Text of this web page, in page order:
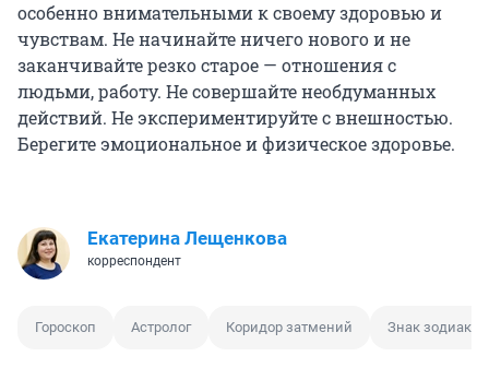
особенно внимательными к своему здоровью и
чувствам. Не начинайте ничего нового и не
заканчивайте резко старое — отношения с
людьми, работу. Не совершайте необдуманных
действий. Не экспериментируйте с внешностью.
Берегите эмоциональное и физическое здоровье.
Екатерина Лещенкова
корреспондент
Гороскоп Астролог Коридор затмений Знак зодиака